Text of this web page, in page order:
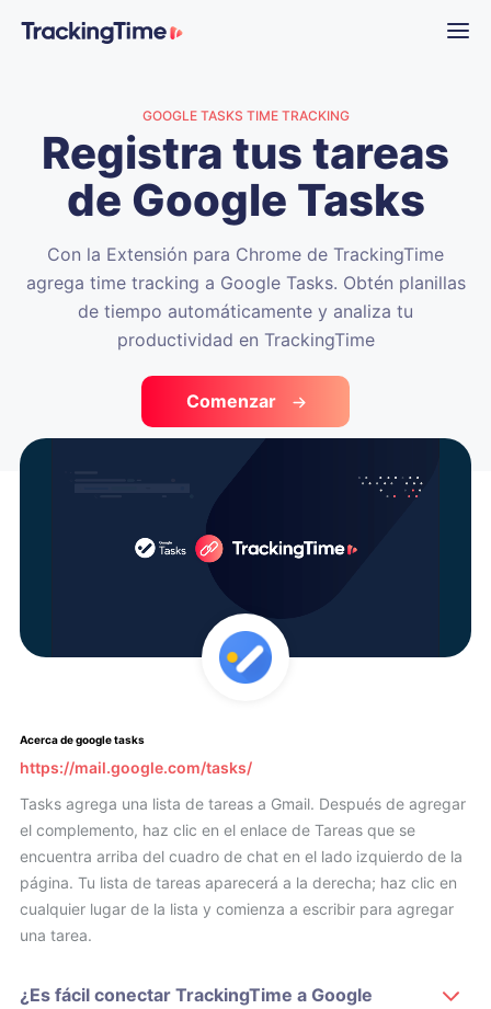
GOOGLE TASKS TIME TRACKING
Registra tus tareas
de Google Tasks
Con la Extensión para Chrome de TrackingTime
agrega time tracking a Google Tasks. Obtén planillas
de tiempo automáticamente y analiza tu
productividad en TrackingTime
Comenzar
Acerca de google tasks
https://mail.google.com/tasks/
Tasks agrega una lista de tareas a Gmail. Después de agregar
el complemento, haz clic en el enlace de Tareas que se
encuentra arriba del cuadro de chat en el lado izquierdo de la
página. Tu lista de tareas aparecerá a la derecha; haz clic en
cualquier lugar de la lista y comienza a escribir para agregar
una tarea.
¿Es fácil conectar TrackingTime a Google